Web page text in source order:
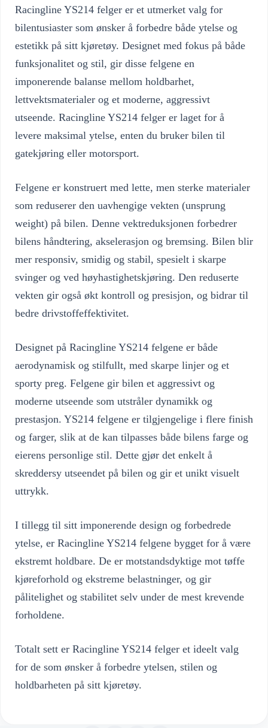
Racingline YS214 felger er et utmerket valg for
bilentusiaster som ønsker å forbedre både ytelse og
estetikk på sitt kjøretøy. Designet med fokus på både
funksjonalitet og stil, gir disse felgene en
imponerende balanse mellom holdbarhet,
lettvektsmaterialer og et moderne, aggressivt
utseende. Racingline YS214 felger er laget for å
levere maksimal ytelse, enten du bruker bilen til
gatekjøring eller motorsport.
Felgene er konstruert med lette, men sterke materialer
som reduserer den uavhengige vekten (unsprung
weight) på bilen. Denne vektreduksjonen forbedrer
bilens håndtering, akselerasjon og bremsing. Bilen blir
mer responsiv, smidig og stabil, spesielt i skarpe
svinger og ved høyhastighetskjøring. Den reduserte
vekten gir også økt kontroll og presisjon, og bidrar til
bedre drivstoffeffektivitet.
Designet på Racingline YS214 felgene er både
aerodynamisk og stilfullt, med skarpe linjer og et
sporty preg. Felgene gir bilen et aggressivt og
moderne utseende som utstråler dynamikk og
prestasjon. YS214 felgene er tilgjengelige i flere finish
og farger, slik at de kan tilpasses både bilens farge og
eierens personlige stil. Dette gjør det enkelt å
skreddersy utseendet på bilen og gir et unikt visuelt
uttrykk.
I tillegg til sitt imponerende design og forbedrede
ytelse, er Racingline YS214 felgene bygget for å være
ekstremt holdbare. De er motstandsdyktige mot tøffe
kjøreforhold og ekstreme belastninger, og gir
pålitelighet og stabilitet selv under de mest krevende
forholdene.
Totalt sett er Racingline YS214 felger et ideelt valg
for de som ønsker å forbedre ytelsen, stilen og
holdbarheten på sitt kjøretøy.